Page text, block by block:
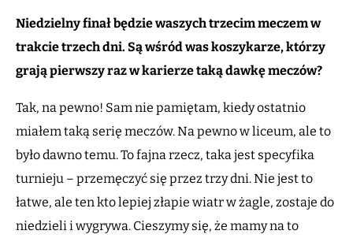
Niedzielny finał będzie waszych trzecim meczem w
trakcie trzech dni. Są wśród was koszykarze, którzy
grają pierwszy raz w karierze taką dawkę meczów?
Tak, na pewno! Sam nie pamiętam, kiedy ostatnio
miałem taką serię meczów. Na pewno w liceum, ale to
było dawno temu. To fajna rzecz, taka jest specyfika
turnieju – przemęczyć się przez trzy dni. Nie jest to
łatwe, ale ten kto lepiej złapie wiatr w żagle, zostaje do
niedzieli i wygrywa. Cieszymy się, że mamy na to